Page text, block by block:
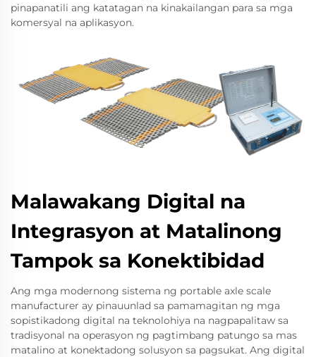
pinapanatili ang katatagan na kinakailangan para sa mga
komersyal na aplikasyon.
Malawakang Digital na
Integrasyon at Matalinong
Tampok sa Konektibidad
Ang mga modernong sistema ng portable axle scale
manufacturer ay pinauunlad sa pamamagitan ng mga
sopistikadong digital na teknolohiya na nagpapalitaw sa
tradisyonal na operasyon ng pagtimbang patungo sa mas
matalino at konektadong solusyon sa pagsukat. Ang digital